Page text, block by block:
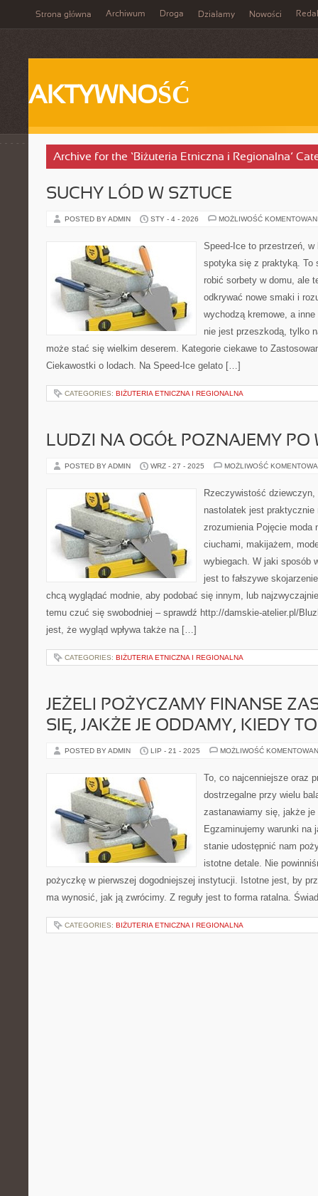
Strona główna Archiwum Droga Działamy Nowości
AKTYWNOŚĆ
Archive for the ‘Biżuteria Etniczna i Regionalna’
SUCHY LÓD W SZTUCE
POSTED BY ADMIN STY - 4 - 2026 MOŻLIWOŚĆ
Speed-Ice to przestrzeń, w
spotyka się z praktyką. To
robić sorbety w domu, ale
odkrywać nowe smaki i
wychodzą kremowe, a
nie jest przeszkodą, tylko
może stać się wielkim deserem. Kategorie ciekawe to
Ciekawostki o lodach. Na Speed-Ice gelato […]
CATEGORIES: BIŻUTERIA ETNICZNA I REGIONALNA
LUDZI NA OGÓŁ POZNAJEMY PO
POSTED BY ADMIN WRZ - 27 - 2025 MOŻLIWOŚĆ
Rzeczywistość
nastolatek jest praktycznie
zrozumienia Pojęcie moda
ciuchami, makijażem,
wybiegach. W jaki sposób
jest to fałszywe
chcą wyglądać modnie, aby podobać się innym, lub
temu czuć się swobodniej – sprawdź http://damskie-atelier.pl/
jest, że wygląd wpływa także na […]
CATEGORIES: BIŻUTERIA ETNICZNA I REGIONALNA
JEŻELI POŻYCZAMY FINANSE
SIĘ, JAKŻE JE ODDAMY, KIEDY
POSTED BY ADMIN LIP - 21 - 2025 MOŻLIWOŚĆ
To, co najcenniejsze oraz
dostrzegalne przy wielu
zastanawiamy się, jakże
Egzaminujemy warunki na
stanie udostępnić nam
istotne detale. Nie
pożyczkę w pierwszej dogodniejszej instytucji. Istotne jest, by
ma wynosić, jak ją zwrócimy. Z reguły jest to forma ratalna.
CATEGORIES: BIŻUTERIA ETNICZNA I REGIONALNA